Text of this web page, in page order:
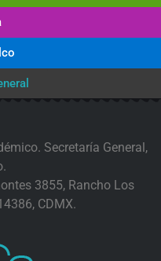
Secretaría General,
3855, Rancho Los
CDMX.